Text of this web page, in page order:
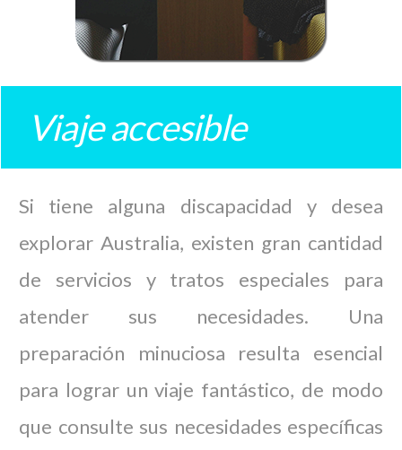
Viaje accesible
Si tiene alguna discapacidad y desea
explorar Australia, existen gran cantidad
de servicios y tratos especiales para
atender sus necesidades. Una
preparación minuciosa resulta esencial
para lograr un viaje fantástico, de modo
que consulte sus necesidades específicas